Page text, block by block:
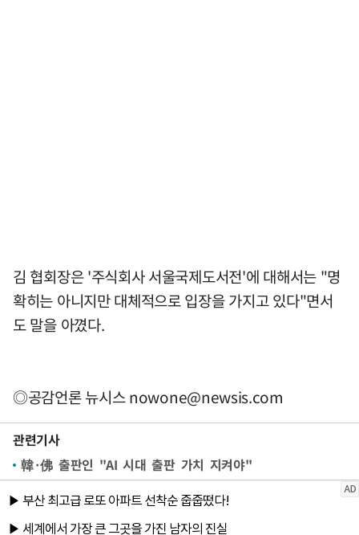
김 협회장은 '주식회사 서울국제도서전'에 대해서는 "명
확히는 아니지만 대체적으로 입장을 가지고 있다"면서
도 말을 아꼈다.
◎공감언론 뉴시스nowone@newsis.com
관련기사
韓·佛 출판인 "AI 시대 출판 가치 지켜야"